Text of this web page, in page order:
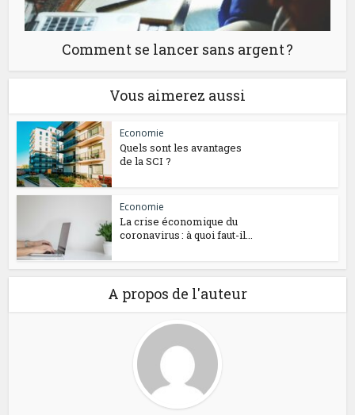
Comment se lancer sans argent ?
Vous aimerez aussi
Economie
Quels sont les avantages
de la SCI ?
Economie
La crise économique du
coronavirus : à quoi faut-il...
A propos de l'auteur